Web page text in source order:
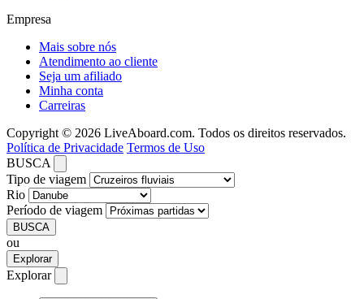
Empresa
Mais sobre nós
Atendimento ao cliente
Seja um afiliado
Minha conta
Carreiras
Copyright © 2026 LiveAboard.com. Todos os direitos reservados.
Política de Privacidade Termos de Uso
BUSCA
Tipo de viagem
Rio
Período de viagem
BUSCA
ou
Explorar
Explorar